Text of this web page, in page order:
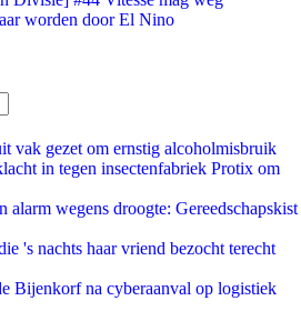
worden door El Nino
vak gezet om ernstig alcoholmisbruik
in tegen insectenfabriek Protix om
alarm wegens droogte: Gereedschapskist
's nachts haar vriend bezocht terecht
Bijenkorf na cyberaanval op logistiek